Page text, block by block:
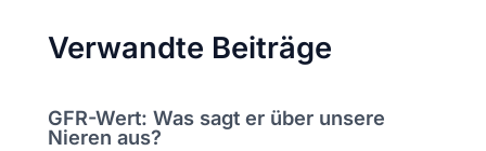
Verwandte Beiträge
GFR-Wert: Was sagt er über unsere
Nieren aus?